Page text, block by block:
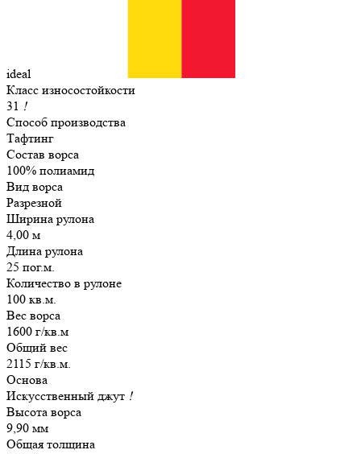
ideal
Класс износостойкости
31 !
Способ производства
Тафтинг
Состав ворса
100% полиамид
Вид ворса
Разрезной
Ширина рулона
4,00 м
Длина рулона
25 пог.м.
Количество в рулоне
100 кв.м.
Вес ворса
1600 г/кв.м
Общий вес
2115 г/кв.м.
Основа
Искусственный джут !
Высота ворса
9,90 мм
Общая толщина